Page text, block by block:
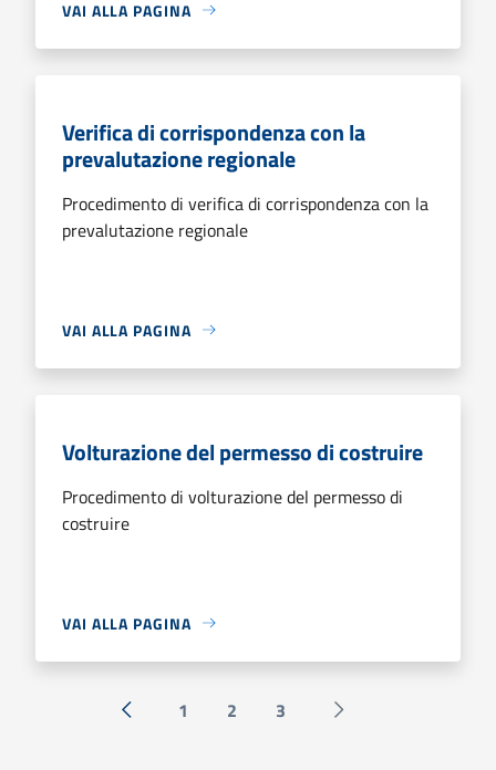
VAI ALLA PAGINA
Verifica di corrispondenza con la
prevalutazione regionale
Procedimento di verifica di corrispondenza con la
prevalutazione regionale
VAI ALLA PAGINA
Volturazione del permesso di costruire
Procedimento di volturazione del permesso di
costruire
VAI ALLA PAGINA
« Precedente
1 2 3 Successiva »